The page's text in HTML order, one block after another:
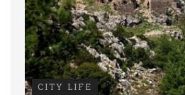
CITY LIFE